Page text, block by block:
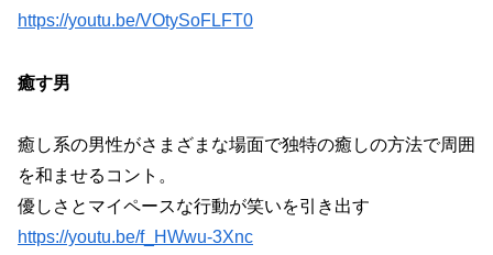
https://youtu.be/VOtySoFLFT0
癒す男
癒し系の男性がさまざまな場面で独特の癒しの方法で周囲
を和ませるコント。
優しさとマイペースな行動が笑いを引き出す
https://youtu.be/f_HWwu-3Xnc